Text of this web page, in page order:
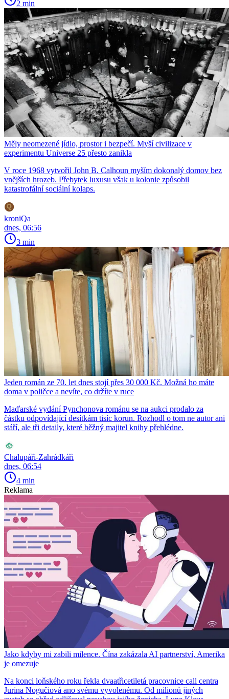
2 min
Měly neomezené jídlo, prostor i bezpečí. Myší civilizace v
experimentu Universe 25 přesto zanikla
V roce 1968 vytvořil John B. Calhoun myším dokonalý domov bez
vnějších hrozeb. Přebytek luxusu však u kolonie způsobil
katastrofální sociální kolaps.
kroniQa
dnes, 06:56
3 min
Jeden román ze 70. let dnes stojí přes 30 000 Kč. Možná ho máte
doma v poličce a nevíte, co držíte v ruce
Maďarské vydání Pynchonova románu se na aukci prodalo za
částku odpovídající desítkám tisíc korun. Rozhodl o tom ne autor ani
stáří, ale tři detaily, které běžný majitel knihy přehlédne.
Chalupáři-Zahrádkáři
dnes, 06:54
4 min
Reklama
Jako kdyby mi zabili milence. Čína zakázala AI partnerství, Amerika
je omezuje
Na konci loňského roku řekla dvaatřicetiletá pracovnice call centra
Jurina Nogučiová ano svému vyvolenému. Od milionů jiných